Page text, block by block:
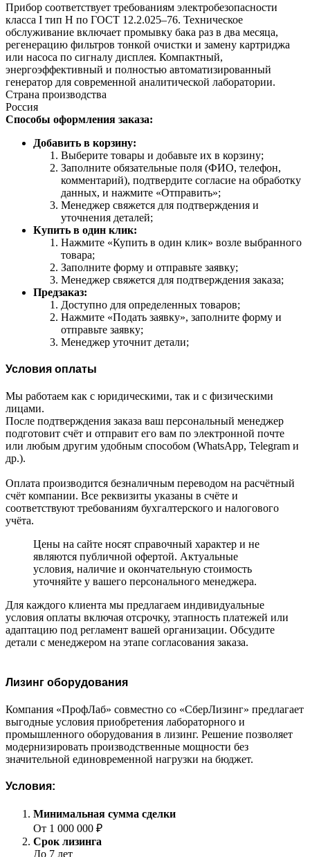
Прибор соответствует требованиям электробезопасности
класса I тип Н по ГОСТ 12.2.025–76. Техническое
обслуживание включает промывку бака раз в два месяца,
регенерацию фильтров тонкой очистки и замену картриджа
или насоса по сигналу дисплея. Компактный,
энергоэффективный и полностью автоматизированный
генератор для современной аналитической лаборатории.
Страна производства
Россия
Способы оформления заказа:
Добавить в корзину:
Выберите товары и добавьте их в корзину;
Заполните обязательные поля (ФИО, телефон,
комментарий), подтвердите согласие на обработку
данных, и нажмите «Отправить»;
Менеджер свяжется для подтверждения и
уточнения деталей;
Купить в один клик:
Нажмите «Купить в один клик» возле выбранного
товара;
Заполните форму и отправьте заявку;
Менеджер свяжется для подтверждения заказа;
Предзаказ:
Доступно для определенных товаров;
Нажмите «Подать заявку», заполните форму и
отправьте заявку;
Менеджер уточнит детали;
Условия оплаты
Мы работаем как с юридическими, так и с физическими
лицами.
После подтверждения заказа ваш персональный менеджер
подготовит счёт и отправит его вам по электронной почте
или любым другим удобным способом (WhatsApp, Telegram и
др.).
Оплата производится безналичным переводом на расчётный
счёт компании. Все реквизиты указаны в счёте и
соответствуют требованиям бухгалтерского и налогового
учёта.
Цены на сайте носят справочный характер и не
являются публичной офертой. Актуальные
условия, наличие и окончательную стоимость
уточняйте у вашего персонального менеджера.
Для каждого клиента мы предлагаем индивидуальные
условия оплаты включая отсрочку, этапность платежей или
адаптацию под регламент вашей организации. Обсудите
детали с менеджером на этапе согласования заказа.
Лизинг оборудования
Компания «ПрофЛаб» совместно со «СберЛизинг» предлагает
выгодные условия приобретения лабораторного и
промышленного оборудования в лизинг. Решение позволяет
модернизировать производственные мощности без
значительной единовременной нагрузки на бюджет.
Условия:
Минимальная сумма сделки
От 1 000 000 ₽
Срок лизинга
До 7 лет